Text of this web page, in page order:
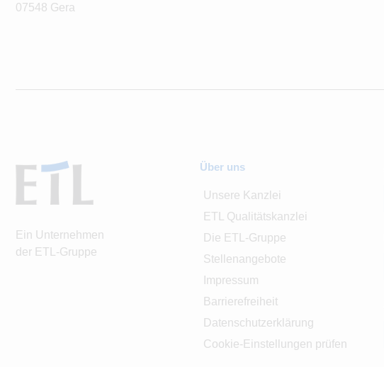
07548 Gera
Ein Unternehmen
der ETL-Gruppe
Über uns
Unsere Kanzlei
ETL Qualitätskanzlei
Die ETL-Gruppe
Stellenangebote
Impressum
Barrierefreiheit
Datenschutzerklärung
Cookie-Einstellungen prüfen